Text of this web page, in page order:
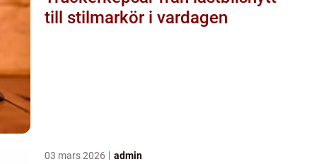
till stilmarkör i vardagen
03 mars 2026 admin